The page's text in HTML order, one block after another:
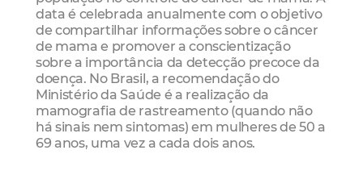
data é celebrada anualmente com o objetivo
de compartilhar informações sobre o câncer
de mama e promover a conscientização
sobre a importância da detecção precoce da
doença. No Brasil, a recomendação do
Ministério da Saúde é a realização da
mamografia de rastreamento (quando não
há sinais nem sintomas) em mulheres de 50 a
69 anos, uma vez a cada dois anos.